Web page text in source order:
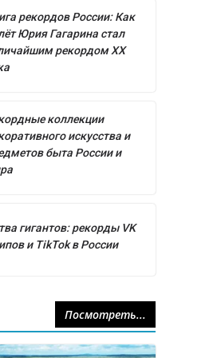
рекордов России: Как
Юрия Гагарина стал
рекордом XX
коллекции
искусства и
быта России и
гигантов: рекорды VK
и TikTok в России
Посмотреть...